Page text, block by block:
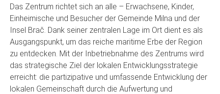
Das Zentrum richtet sich an alle – Erwachsene, Kinder,
Einheimische und Besucher der Gemeinde Milna und der
Insel Brač. Dank seiner zentralen Lage im Ort dient es als
Ausgangspunkt, um das reiche maritime Erbe der Region
zu entdecken. Mit der Inbetriebnahme des Zentrums wird
das strategische Ziel der lokalen Entwicklungsstrategie
erreicht: die partizipative und umfassende Entwicklung der
lokalen Gemeinschaft durch die Aufwertung und